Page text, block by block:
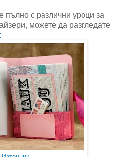
пълно с различни уроци за
можете да разгледате